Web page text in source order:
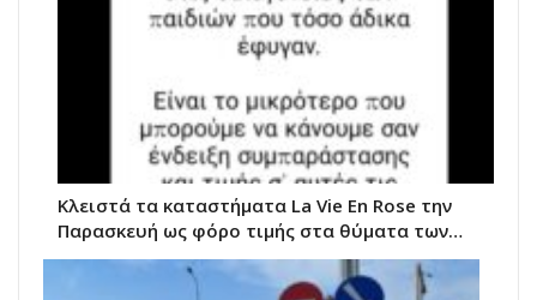
Κλειστά τα καταστήματα La Vie Εn Rose την
Παρασκευή ως φόρο τιμής στα θύματα των…